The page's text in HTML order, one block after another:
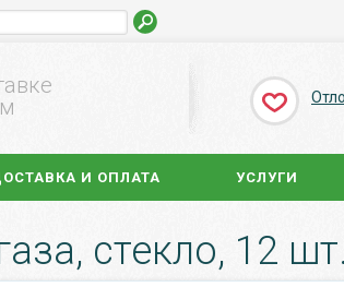
И ОПЛАТА УСЛУГИ
стекло, 12